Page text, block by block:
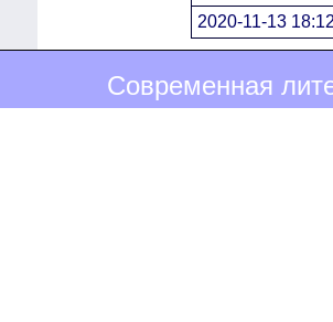
2020-11-13
Современная